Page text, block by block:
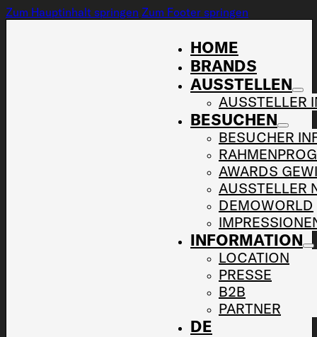
Zum Hauptinhalt springen Zum Footer springen
HOME
BRANDS
AUSSTELLEN
AUSSTELLER
BESUCHEN
BESUCHER
AWARDS
AUSSTELLER
DEMOWORLD
INFORMATION
LOCATION
PRESSE
B2B
PARTNER
DE